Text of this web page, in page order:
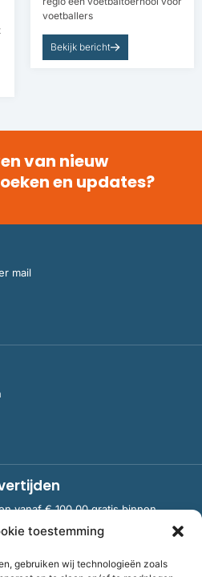
toestemming
gebruiken wij technologieën zoals
voetballers
Bekijk bericht
van nieuw
en updates?
mail
vanaf € 100,00 gratis binnen
en levertijden